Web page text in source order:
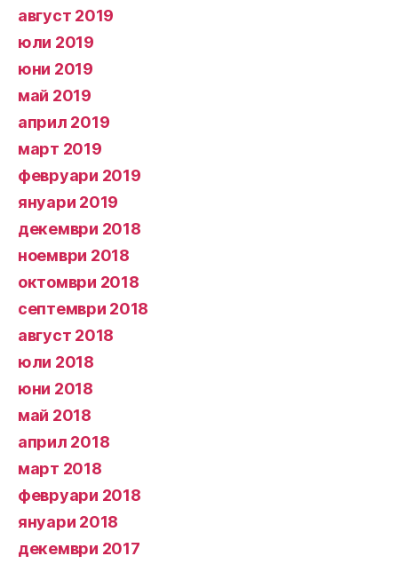
август 2019
юли 2019
юни 2019
май 2019
април 2019
март 2019
февруари 2019
януари 2019
декември 2018
ноември 2018
октомври 2018
септември 2018
август 2018
юли 2018
юни 2018
май 2018
април 2018
март 2018
февруари 2018
януари 2018
декември 2017